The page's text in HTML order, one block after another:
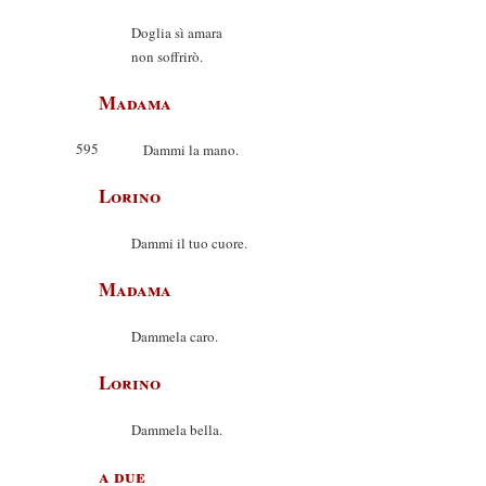
Doglia sì amara
non soffrirò.
Madama
595 Dammi la mano.
Lorino
Dammi il tuo cuore.
Madama
Dammela caro.
Lorino
Dammela bella.
a due